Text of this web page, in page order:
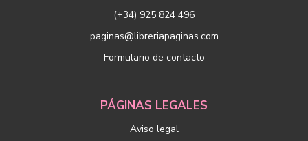
(+34) 925 824 496
paginas@libreriapaginas.com
Formulario de contacto
PÁGINAS LEGALES
Aviso legal